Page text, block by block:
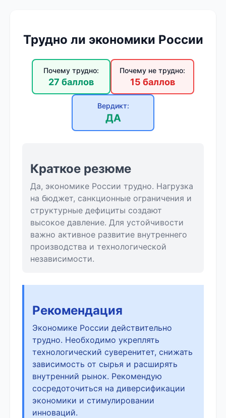
Трудно ли экономики России
Почему трудно:
27 баллов
Почему не трудно:
15 баллов
Вердикт:
ДА
Краткое резюме
Да, экономике России трудно. Нагрузка
на бюджет, санкционные ограничения и
структурные дефициты создают
высокое давление. Для устойчивости
важно активное развитие внутреннего
производства и технологической
независимости.
Рекомендация
Экономике России действительно
трудно. Необходимо укреплять
технологический суверенитет, снижать
зависимость от сырья и расширять
внутренний рынок. Рекомендую
сосредоточиться на диверсификации
экономики и стимулировании
инноваций.